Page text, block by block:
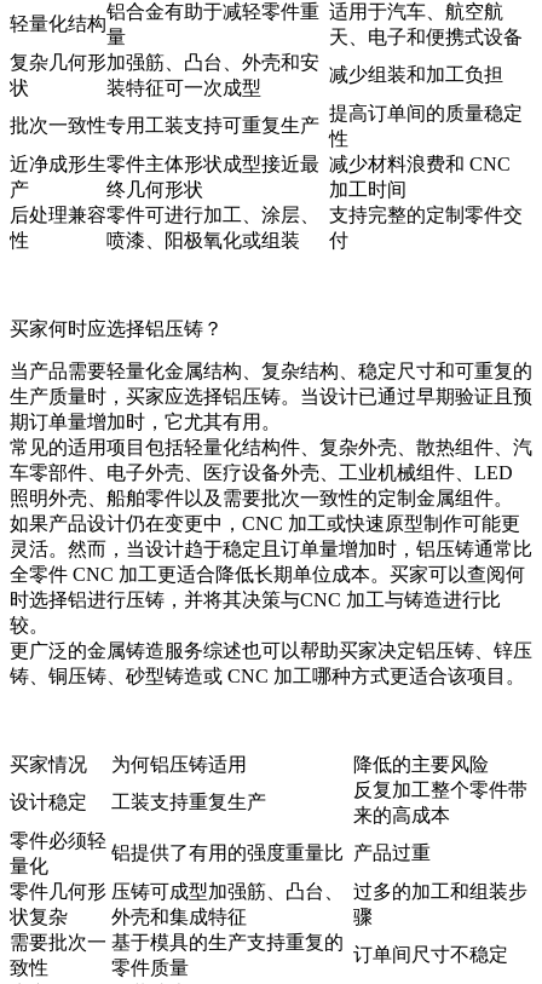
轻量化结构
铝合金有助于减轻零件重
量
适用于汽车、航空航
天、电子和便携式设备
复杂几何形
状
加强筋、凸台、外壳和安
装特征可一次成型
减少组装和加工负担
批次一致性专用工装支持可重复生产
提高订单间的质量稳定
性
近净成形生
产
零件主体形状成型接近最
终几何形状
减少材料浪费和 CNC
加工时间
后处理兼容
性
零件可进行加工、涂层、
喷漆、阳极氧化或组装
支持完整的定制零件交
付
买家何时应选择铝压铸？
当产品需要轻量化金属结构、复杂结构、稳定尺寸和可重复的
生产质量时，买家应选择铝压铸。当设计已通过早期验证且预
期订单量增加时，它尤其有用。
常见的适用项目包括轻量化结构件、复杂外壳、散热组件、汽
车零部件、电子外壳、医疗设备外壳、工业机械组件、LED
照明外壳、船舶零件以及需要批次一致性的定制金属组件。
如果产品设计仍在变更中，CNC 加工或快速原型制作可能更
灵活。然而，当设计趋于稳定且订单量增加时，铝压铸通常比
全零件 CNC 加工更适合降低长期单位成本。买家可以查阅何
时选择铝进行压铸 ，并将其决策与CNC 加工与铸造进行比
较。
更广泛的金属铸造服务综述也可以帮助买家决定铝压铸、锌压
铸、铜压铸、砂型铸造或 CNC 加工哪种方式更适合该项目。
买家情况 为何铝压铸适用
降低的主要风险
设计稳定
工装支持重复生产
反复加工整个零件带
来的高成本
零件必须轻
量化
铝提供了有用的强度重量比 产品过重
零件几何形
状复杂
压铸可成型加强筋、凸台、
外壳和集成特征
过多的加工和组装步
骤
需要批次一
致性
基于模具的生产支持重复的
零件质量
订单间尺寸不稳定